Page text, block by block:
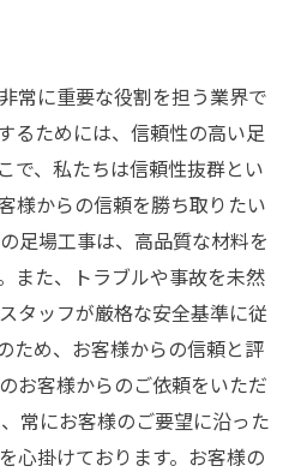
常に重要な役割を担う業界で
るためには、信頼性の高い足
で、私たちは信頼性抜群とい
様からの信頼を勝ち取りたい
足場工事は、高品質な材料を
また、トラブルや事故を未然
タッフが厳格な安全基準に従
ため、お客様からの信頼と評
お客様からのご依頼をいただ
常にお客様のご要望に沿った
心掛けております。お客様の